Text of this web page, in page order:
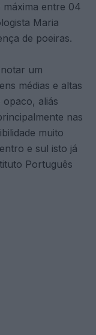
máxima entre 04
Maria
de poeiras.
um
médias e altas
aliás
nas
muito
e sul isto já
Português